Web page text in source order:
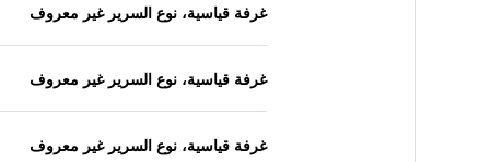
غرفة قياسية، نوع السرير غير معروف
غرفة قياسية، نوع السرير غير معروف
غرفة قياسية، نوع السرير غير معروف